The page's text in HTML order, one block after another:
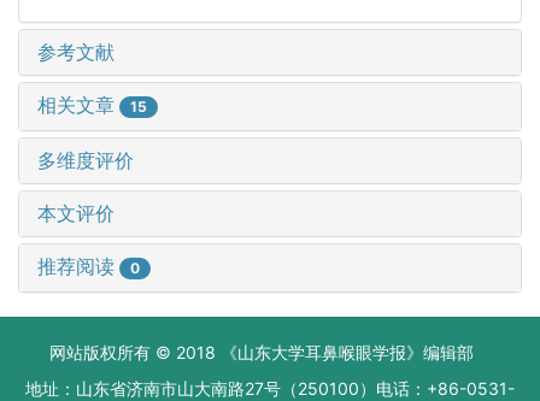
参考文献
相关文章 15
多维度评价
本文评价
推荐阅读 0
网站版权所有 © 2018 《山东大学耳鼻喉眼学报》编辑部
地址：山东省济南市山大南路27号（250100）电话：+86-0531-